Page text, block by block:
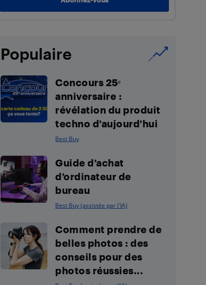
Populaire
Concours 25ᵉ
anniversaire :
révélation du produit
techno d’aujourd’hui
Best Buy
Guide d’achat
d’ordinateur de
bureau
Best Buy (assistée par l'IA)
Comment prendre de
belles photos : des
conseils pour des
photos réussies...